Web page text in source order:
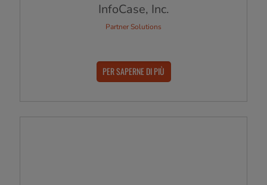
InfoCase, Inc.
Partner Solutions
PER SAPERNE DI PIÙ